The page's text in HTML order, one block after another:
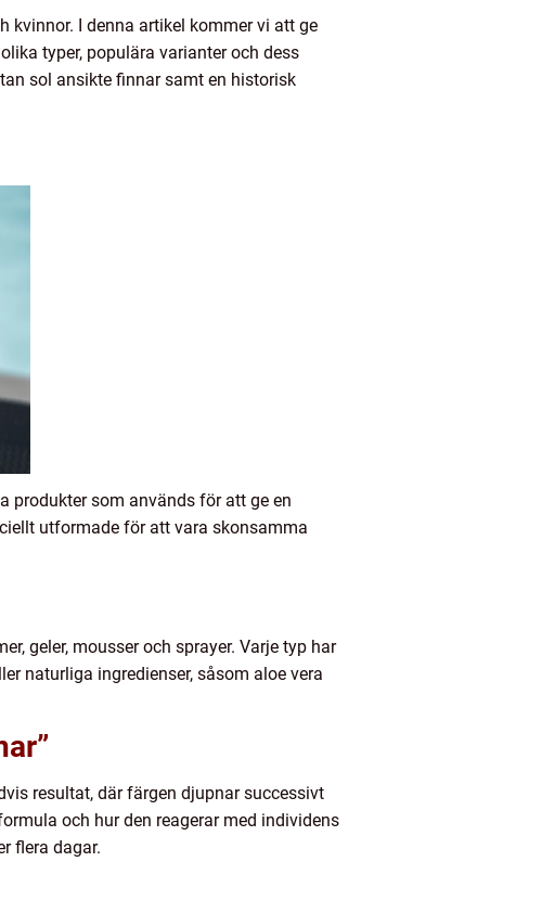
kvinnor. I denna artikel kommer vi att ge
typer, populära varianter och dess
sol ansikte finnar samt en historisk
produkter som används för att ge en
utformade för att vara skonsamma
geler, mousser och sprayer. Varje typ har
naturliga ingredienser, såsom aloe vera
resultat, där färgen djupnar successivt
och hur den reagerar med individens
flera dagar.